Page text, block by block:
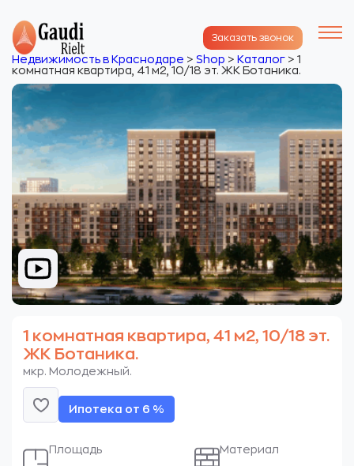
Заказать звонок
Недвижимость в Краснодаре > Shop > Каталог > 1
комнатная квартира, 41 м2, 10/18 эт. ЖК Ботаника.
1 комнатная квартира, 41 м2, 10/18 эт.
ЖК Ботаника.
мкр. Молодежный.
Ипотека от 6 %
Площадь Материал